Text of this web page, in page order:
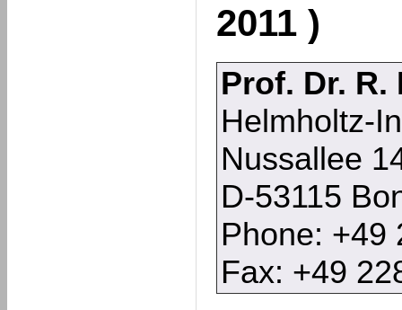
2011 )
Prof. Dr. R.
Helmholtz-
Nussallee
D-53115
Phone: +49
Fax: +49